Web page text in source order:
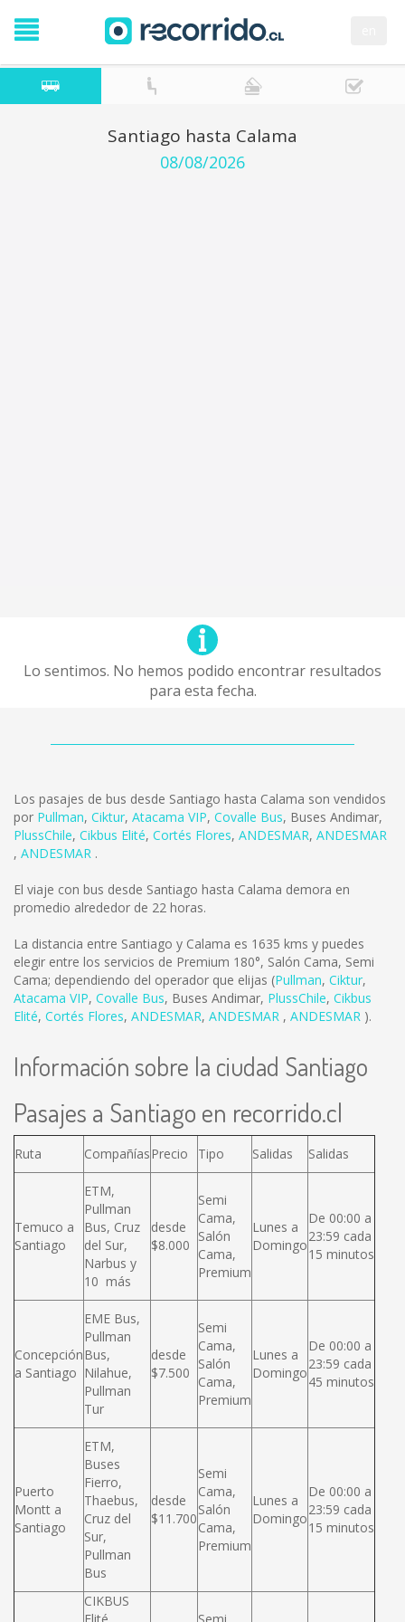
Santiago hasta Calama
08/08/2026
Lo sentimos. No hemos podido encontrar resultados
para esta fecha.
Los pasajes de bus desde Santiago hasta Calama son vendidos
por Pullman, Ciktur, Atacama VIP, Covalle Bus, Buses Andimar,
PlussChile, Cikbus Elité, Cortés Flores, ANDESMAR, ANDESMAR
, ANDESMAR .
El viaje con bus desde Santiago hasta Calama demora en
promedio alrededor de 22 horas.
La distancia entre Santiago y Calama es 1635 kms y puedes
elegir entre los servicios de Premium 180°, Salón Cama, Semi
Cama; dependiendo del operador que elijas (Pullman, Ciktur,
Atacama VIP, Covalle Bus, Buses Andimar, PlussChile, Cikbus
Elité, Cortés Flores, ANDESMAR, ANDESMAR , ANDESMAR ).
Información sobre la ciudad Santiago
Pasajes a Santiago en recorrido.cl
Ruta CompañíasPrecio Tipo Salidas Salidas
Temuco a
Santiago
ETM,
Pullman
Bus, Cruz
del Sur,
Narbus y
10 más
desde
$8.000
Semi
Cama,
Salón
Cama,
Premium
Lunes a
Domingo
De 00:00 a
23:59 cada
15 minutos
Concepción
a Santiago
EME Bus,
Pullman
Bus,
Nilahue,
Pullman
Tur
desde
$7.500
Semi
Cama,
Salón
Cama,
Premium
Lunes a
Domingo
De 00:00 a
23:59 cada
45 minutos
Puerto
Montt a
Santiago
ETM,
Buses
Fierro,
Thaebus,
Cruz del
Sur,
Pullman
Bus
desde
$11.700
Semi
Cama,
Salón
Cama,
Premium
Lunes a
Domingo
De 00:00 a
23:59 cada
15 minutos
CIKBUS